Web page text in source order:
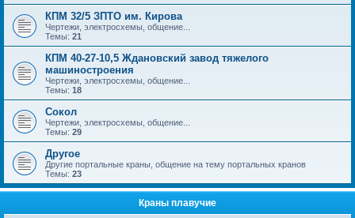
КПМ 32/5 ЗПТО им. Кирова
Чертежи, электросхемы, общение...
Темы: 21
КПМ 40-27-10,5 Ждановский завод тяжелого
машиностроения
Чертежи, электросхемы, общение...
Темы: 18
Сокол
Чертежи, электросхемы, общение...
Темы: 29
Другое
Другие портальные краны, общение на тему портальных кранов
Темы: 23
Краны плавучие